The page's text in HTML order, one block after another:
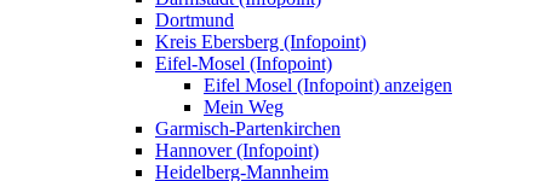
Dortmund
Kreis Ebersberg (Infopoint)
Eifel-Mosel (Infopoint)
Eifel Mosel (Infopoint) anzeigen
Mein Weg
Garmisch-Partenkirchen
Hannover (Infopoint)
Heidelberg-Mannheim